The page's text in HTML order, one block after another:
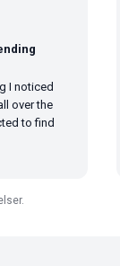
noticed
over the
to find